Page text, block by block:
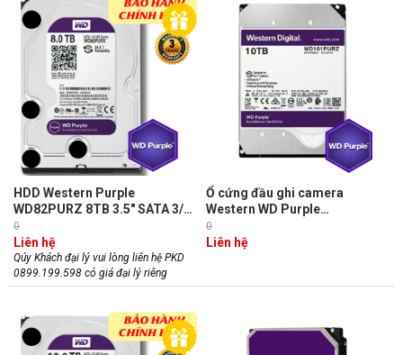
HDD Western Purple
WD82PURZ 8TB 3.5" SATA 3/
256MB Cache/ 7200RPM dòng
ổ cứng chuyên dụng cho
camera.
0
Liên hệ
Qúy Khách đại lý vui lòng liên hệ PKD
0899.199.598 có giá đại lý riêng
Ổ cứng đầu ghi camera
Western WD Purple
WD101PURZ 10TB, SATA 3,
6Gb/s, 5400 RPM, 256MB
0
Liên hệ